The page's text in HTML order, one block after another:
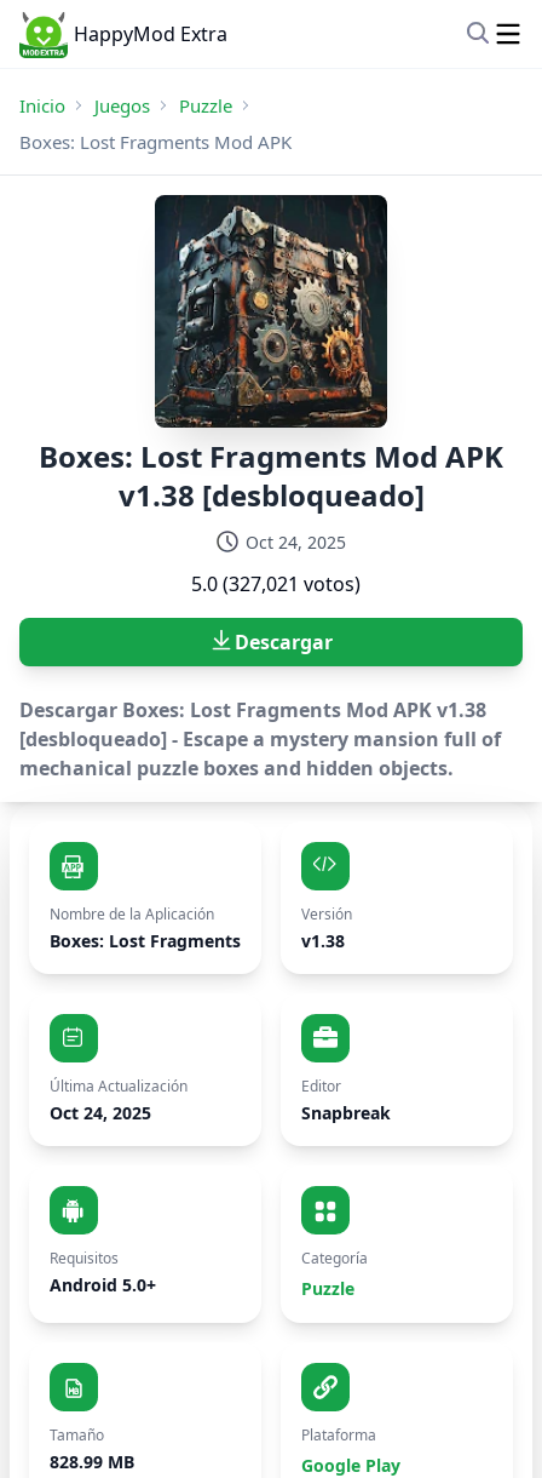
HappyMod Extra
Inicio Juegos
Puzzle
Boxes: Lost Fragments Mod APK
Boxes: Lost Fragments Mod APK
v1.38 [desbloqueado]
Oct 24, 2025
5.0 (327,021 votos)
Descargar
Descargar Boxes: Lost Fragments Mod APK v1.38
[desbloqueado] - Escape a mystery mansion full of
mechanical puzzle boxes and hidden objects.
Nombre de la Aplicación
Boxes: Lost Fragments
Versión
v1.38
Última Actualización
Oct 24, 2025
Editor
Snapbreak
Requisitos
Android 5.0+
Categoría
Puzzle
Tamaño
828.99 MB
Plataforma
Google Play